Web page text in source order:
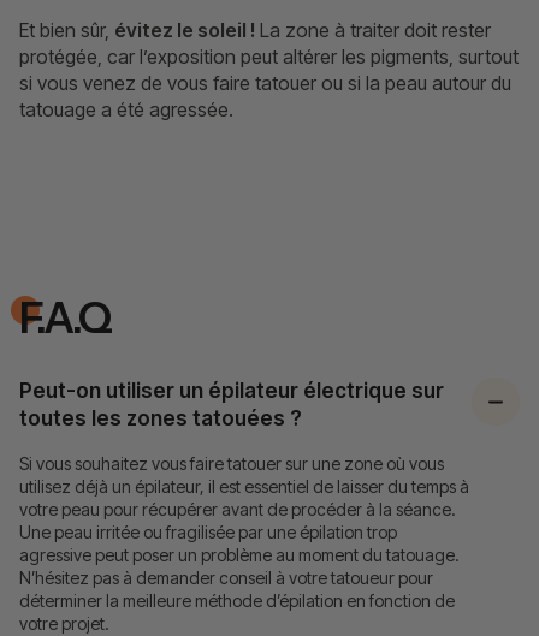
Et bien sûr, évitez le soleil ! La zone à traiter doit rester
protégée, car l’exposition peut altérer les pigments, surtout
si vous venez de vous faire tatouer ou si la peau autour du
tatouage a été agressée.
F.A.Q
Peut-on utiliser un épilateur électrique sur
toutes les zones tatouées ?
Si vous souhaitez vous faire tatouer sur une zone où vous
utilisez déjà un épilateur, il est essentiel de laisser du temps à
votre peau pour récupérer avant de procéder à la séance.
Une peau irritée ou fragilisée par une épilation trop
agressive peut poser un problème au moment du tatouage.
N’hésitez pas à demander conseil à votre tatoueur pour
déterminer la meilleure méthode d’épilation en fonction de
votre projet.